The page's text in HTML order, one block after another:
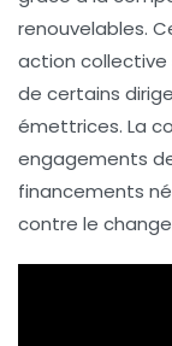
renouvelables.
action collective
de certains
émettrices. La
engagements
financements
contre le